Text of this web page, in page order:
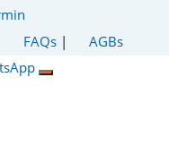
FAQs | AGBs